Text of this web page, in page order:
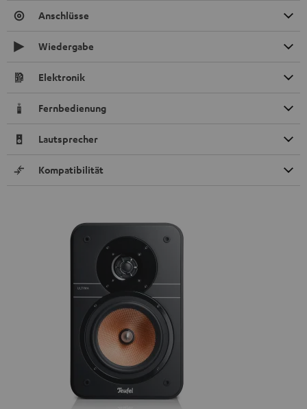
Anschlüsse
Wiedergabe
Elektronik
Fernbedienung
Lautsprecher
Kompatibilität